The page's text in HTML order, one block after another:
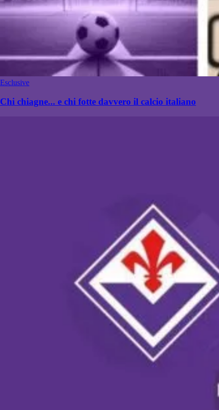
Esclusive
Chi chiagne... e chi fotte davvero il calcio italiano